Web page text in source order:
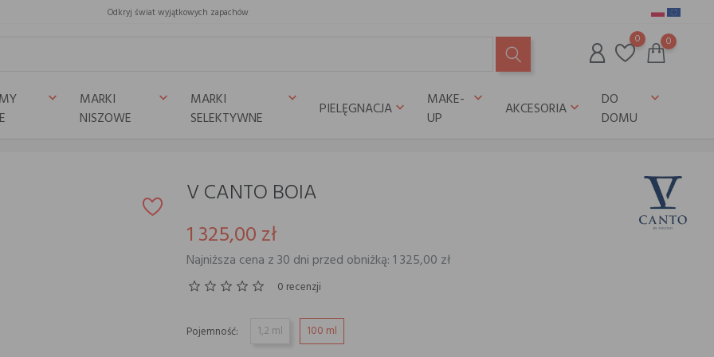
Odkryj świat wyjątkowych zapachów
0 0
keyboard_arrow_down
MARKI
NISZOWE
keyboard_arrow_down
MARKI
SELEKTYWNE
keyboard_arrow_down
PIELĘGNACJAkeyboard_arrow_down
MAKE-
UP
keyboard_arrow_down
AKCESORIAkeyboard_arrow_down
DO
DOMU
keyboard_arrow_down
V CANTO BOIA
1 325,00 zł
Najniższa cena z 30 dni przed obniżką: 1 325,00 zł
0 recenzji
Pojemność: 1,2 ml 100 ml